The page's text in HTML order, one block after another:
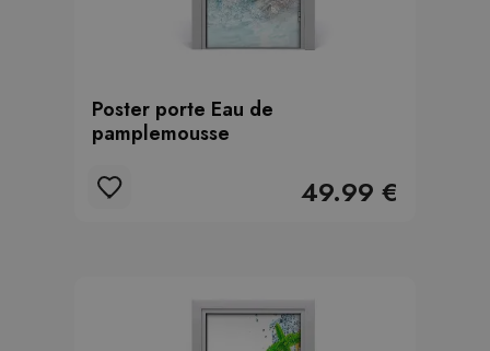
Poster porte Eau de
pamplemousse
49.99 €